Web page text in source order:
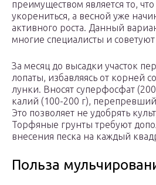
преимуществом является то,
укорениться, а весной уже
активного роста. Данный
многие специалисты и
За месяц до высадки участок
лопаты, избавляясь от корней
лунки. Вносят суперфосфат
калий (100-200 г),
Это позволяет не удобрять
Торфяные грунты требуют
внесения песка на каждый
Польза